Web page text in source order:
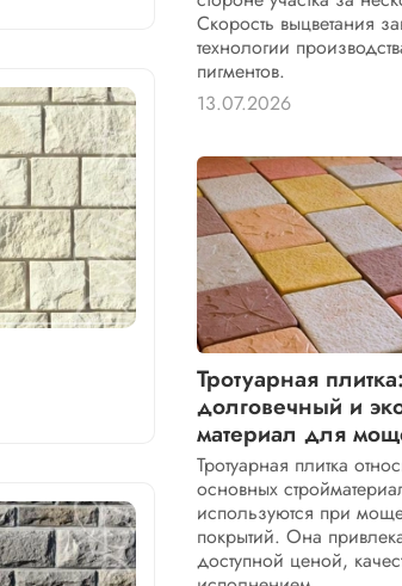
Скорость выцветания
технологии
пигментов.
13.07.2026
Тротуарная плитка:
долговечный и
материал для
Тротуарная плитка
основных
используются при
покрытий. Она
доступной ценой,